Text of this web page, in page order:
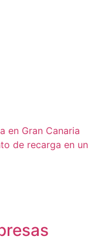
en Gran Canaria
de recarga en un